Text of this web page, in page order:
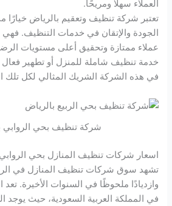
العملاء سهلاً ومريحًا.
تعتبر شركة تنظيف وتعقيم بالرياض خيارًا
الجودة والإتقان في خدمات التنظيف. فهي
عملاء ممتازة وتحقيق أعلى مستويات
خدمة تنظيف شاملة للمنزل أو تطهير
في هذه الشركة الشريك المثالي لكل تلك
شركة تنظيف بحي الروابي
اسعار شركات تنظيف المنازل بحي الروابي
تشهد سوق شركات تنظيف المنازل في
وازديادًا ملحوظًا في السنوات الأخيرة. تعد
في المملكة العربية السعودية، حيث يوجد